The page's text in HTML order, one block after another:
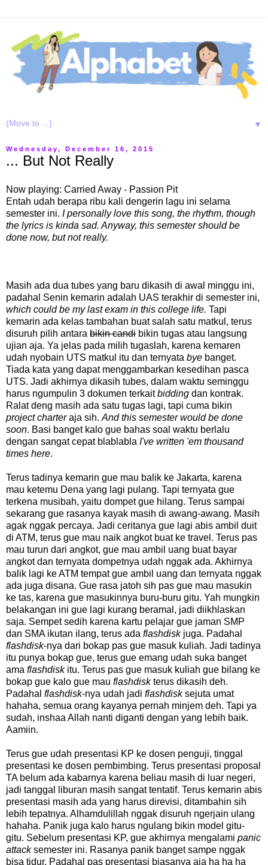
▼
Wednesday, December 16, 2015
... But Not Really
Now playing: Carried Away - Passion Pit
Entah udah berapa ribu kali dengerin lagu ini selama
semester ini. I personally love this song, the rhythm, though
the lyrics is kinda sad. Anyway, this semester should be
done now, but not really.
Masih ada dua tubes yang baru dikasih di awal minggu ini,
padahal Senin kemarin adalah UAS terakhir di semester ini,
which could be my last exam in this college life. Tapi
kemarin ada kelas tambahan buat salah satu matkul, terus
disuruh pilih antara bikin candi bikin tugas atau langsung
ujian aja. Ya jelas pada milih tugaslah, karena kemaren
udah nyobain UTS matkul itu dan ternyata bye banget.
Tiada kata yang dapat menggambarkan kesedihan pasca
UTS. Jadi akhirnya dikasih tubes, dalam waktu seminggu
harus ngumpulin 3 dokumen terkaitbidding dan kontrak.
Ralat deng masih ada satu tugas lagi, tapi cuma bikin
project charteraja sih. And this semester would be done
soon. Basi banget kalo gue bahas soal waktu berlalu
dengan sangat cepat blablabla I've written 'em thousand
times here.
Terus tadinya kemarin gue mau balik ke Jakarta, karena
mau ketemu Dena yang lagi pulang. Tapi ternyata gue
terkena musibah, yaitu dompet gue hilang. Terus sampai
sekarang gue rasanya kayak masih di awang-awang. Masih
agak nggak percaya. Jadi ceritanya gue lagi abis ambil duit
di ATM, terus gue mau naik angkot buat ke travel. Terus pas
mau turun dari angkot, gue mau ambil uang buat bayar
angkot dan ternyata dompetnya udah nggak ada. Akhirnya
balik lagi ke ATM tempat gue ambil uang dan ternyata nggak
ada juga disana. Gue rasa jatoh sih pas gue mau masukin
ke tas, karena gue masukinnya buru-buru gitu. Yah mungkin
belakangan ini gue lagi kurang beramal, jadi diikhlaskan
saja. Sempet sedih karena kartu pelajar gue jaman SMP
dan SMA ikutan ilang, terus ada flashdisk juga. Padahal
flashdisk-nya dari bokap pas gue masuk kuliah. Jadi tadinya
itu punya bokap gue, terus gue emang udah suka banget
ama flashdisk itu. Terus pas gue masuk kuliah gue bilang ke
bokap gue kalo gue mau flashdiskterus dikasih deh.
Padahal flashdisk-nya udah jadi flashdisksejuta umat
hahaha, semua orang kayanya pernah minjem deh. Tapi ya
sudah, inshaa Allah nanti diganti dengan yang lebih baik.
Aamiin.
Terus gue udah presentasi KP ke dosen penguji, tinggal
presentasi ke dosen pembimbing. Terus presentasi proposal
TA belum ada kabarnya karena beliau masih di luar negeri,
jadi tanggal liburan masih sangat tentatif. Terus kemarin abis
presentasi masih ada yang harus direvisi, ditambahin sih
lebih tepatnya. Alhamdulillah nggak disuruh ngerjain ulang
hahaha. Panik juga kalo harus ngulang bikin model gitu-
gitu. Sebelum presentasi KP, gue akhirnya mengalami panic
attacksemester ini. Rasanya panik banget sampe nggak
bisa tidur. Padahal pas presentasi biasanya aja ha ha ha